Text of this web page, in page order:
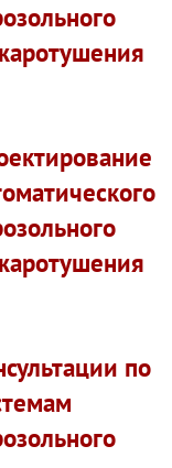
по